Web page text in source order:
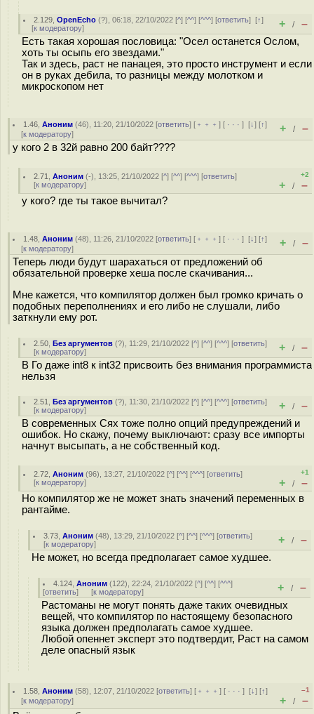
2.129 ,OpenEcho (?), 06:18, 22/10/2022 [^] [^^] [^^^] [ответить][↑]
[к модератору] + / –
Есть такая хорошая пословица: "Осел останется Ослом,
хоть ты осыпь его звездами."
Так и здесь, раст не панацея, это просто инструмент и если
он в руках дебила, то разницы между молотком и
микроскопом нет
1.46 ,Аноним (46), 11:20, 21/10/2022 [ответить] [ ﹢﹢﹢] [ · · ·][↓] [↑]
[к модератору] + / –
у кого 2 в 32й равно 200 байт????
2.71 ,Аноним (-), 13:25, 21/10/2022 [^] [^^] [^^^] [ответить]
[к модератору]
+2
+ / –
у кого? где ты такое вычитал?
1.48 ,Аноним (48), 11:26, 21/10/2022 [ответить] [ ﹢﹢﹢] [ · · ·][↓] [↑]
[к модератору] + / –
Теперь люди будут шарахаться от предложений об
обязательной проверке хеша после скачивания...
Мне кажется, что компилятор должен был громко кричать о
подобных переполнениях и его либо не слушали, либо
заткнули ему рот.
2.50 ,Без аргументов (?), 11:29, 21/10/2022 [^] [^^] [^^^] [ответить]
[к модератору] + / –
В Го даже int8 к int32 присвоить без внимания программиста
нельзя
2.51 ,Без аргументов (?), 11:30, 21/10/2022 [^] [^^] [^^^] [ответить]
[к модератору] + / –
В современных Сях тоже полно опций предупреждений и
ошибок. Но скажу, почему выключают: сразу все импорты
начнут высыпать, а не собственный код.
2.72 ,Аноним (96), 13:27, 21/10/2022 [^] [^^] [^^^] [ответить]
[к модератору]
+1
+ / –
Но компилятор же не может знать значений переменных в
рантайме.
3.73 ,Аноним (48), 13:29, 21/10/2022 [^] [^^] [^^^] [ответить]
[к модератору] + / –
Не может, но всегда предполагает самое худшее.
4.124 ,Аноним (122), 22:24, 21/10/2022 [^] [^^] [^^^]
[ответить] [к модератору] + / –
Растоманы не могут понять даже таких очевидных
вещей, что компилятор по настоящему безопасного
языка должен предполагать самое худшее.
Любой опеннет эксперт это подтвердит, Раст на самом
деле опасный язык
1.58 ,Аноним (58), 12:07, 21/10/2022 [ответить] [ ﹢﹢﹢] [ · · ·][↓] [↑]
[к модератору]
–1
+ / –